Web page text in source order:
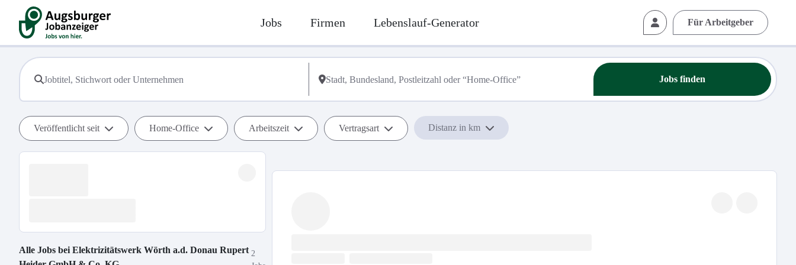
Jobs Firmen Lebenslauf-Generator Für Arbeitgeber
Jobs finden
Veröffentlicht seit Home-Office Arbeitszeit Vertragsart Distanz in km
Alle Jobs bei Elektrizitätswerk Wörth a.d. Donau Rupert 2